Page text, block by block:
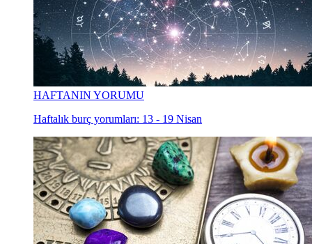
HAFTANIN YORUMU
Haftalık burç yorumları: 13 - 19 Nisan